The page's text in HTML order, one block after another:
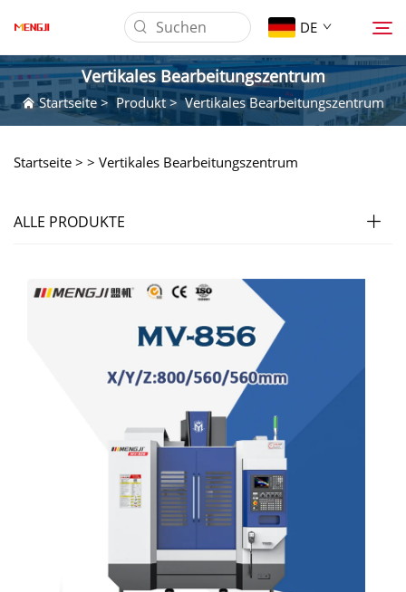
DE
Über Uns
Produkt
Anwendung
Herunterladen
Kontaktieren Sie Uns
Vertikales Bearbeitungszentrum
Startseite > Produkt>Vertikales Bearbeitungszentrum
Startseite > > Vertikales Bearbeitungszentrum
ALLE PRODUKTE